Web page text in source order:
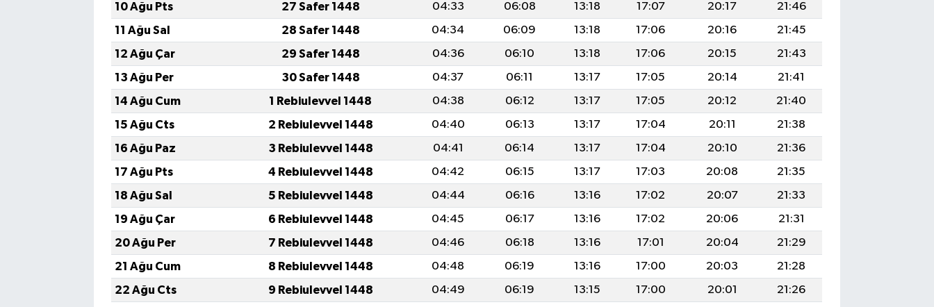
10 Ağu Pts
27 Safer 1448 04:33 06:08 13:18 17:07 20:17
21:46
11 Ağu Sal
28 Safer 1448 04:34 06:09 13:18 17:06 20:16
21:45
12 Ağu Çar
29 Safer 1448 04:36 06:10 13:18 17:06 20:15
21:43
13 Ağu Per
30 Safer 1448 04:37 06:11 13:17 17:05 20:14
21:41
14 Ağu Cum
1 Rebiulevvel 1448 04:38 06:12 13:17 17:05 20:12
21:40
15 Ağu Cts
2 Rebiulevvel 1448 04:40 06:13 13:17 17:04 20:11
21:38
16 Ağu Paz
3 Rebiulevvel 1448 04:41 06:14 13:17 17:04 20:10
21:36
17 Ağu Pts
4 Rebiulevvel 1448 04:42 06:15 13:17 17:03 20:08
21:35
18 Ağu Sal
5 Rebiulevvel 1448 04:44 06:16 13:16 17:02 20:07
21:33
19 Ağu Çar
6 Rebiulevvel 1448 04:45 06:17 13:16 17:02 20:06
21:31
20 Ağu Per
7 Rebiulevvel 1448 04:46 06:18 13:16 17:01 20:04
21:29
21 Ağu Cum
8 Rebiulevvel 1448 04:48 06:19 13:16 17:00 20:03
21:28
22 Ağu Cts
9 Rebiulevvel 1448 04:49 06:19 13:15 17:00 20:01
21:26